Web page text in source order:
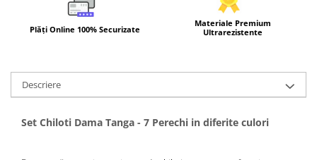
Plăți Online 100% Securizate
Materiale Premium
Ultrarezistente
Descriere
Set Chiloti Dama Tanga - 7 Perechi in diferite culori